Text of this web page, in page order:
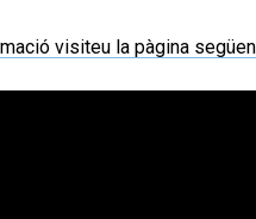
visiteu la pàgina